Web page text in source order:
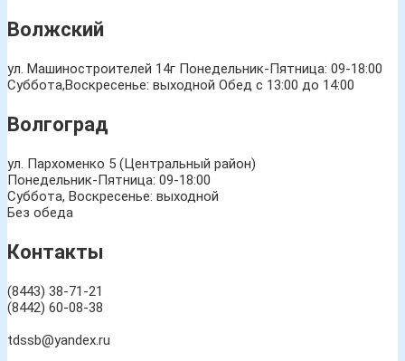
Волжский
ул. Машиностроителей 14г Понедельник-Пятница: 09-18:00
Суббота,Воскресенье: выходной Обед с 13:00 до 14:00
Волгоград
ул. Пархоменко 5 (Центральный район)
Понедельник-Пятница: 09-18:00
Суббота, Воскресенье: выходной
Без обеда
Контакты
(8443) 38-71-21
(8442) 60-08-38
tdssb@yandex.ru